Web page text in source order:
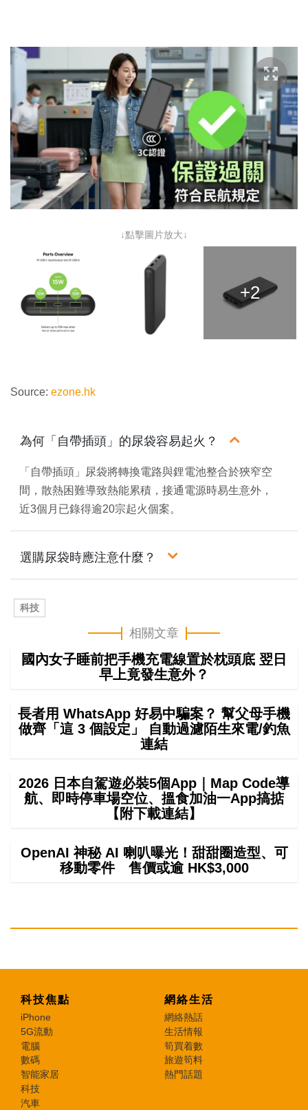
↓點擊圖片放大↓
+2
Source: ezone.hk
為何「自帶插頭」的尿袋容易起火？
「自帶插頭」尿袋將轉換電路與鋰電池整合於狹窄空
間，散熱困難導致熱能累積，接通電源時易生意外，
近3個月已錄得逾20宗起火個案。
選購尿袋時應注意什麼？
科技
相關文章
國內女子睡前把手機充電線置於枕頭底 翌日
早上竟發生意外？
長者用 WhatsApp 好易中騙案？ 幫父母手機
做齊「這 3 個設定」 自動過濾陌生來電/釣魚
連結
2026 日本自駕遊必裝5個App｜Map Code導
航、即時停車場空位、搵食加油一App搞掂
【附下載連結】
OpenAI 神秘 AI 喇叭曝光！甜甜圈造型、可
移動零件 售價或逾 HK$3,000
科技焦點
iPhone
5G流動
電腦
數碼
智能家居
科技
汽車
網絡生活
網絡熱話
生活情報
筍買着數
旅遊筍料
熱門話題